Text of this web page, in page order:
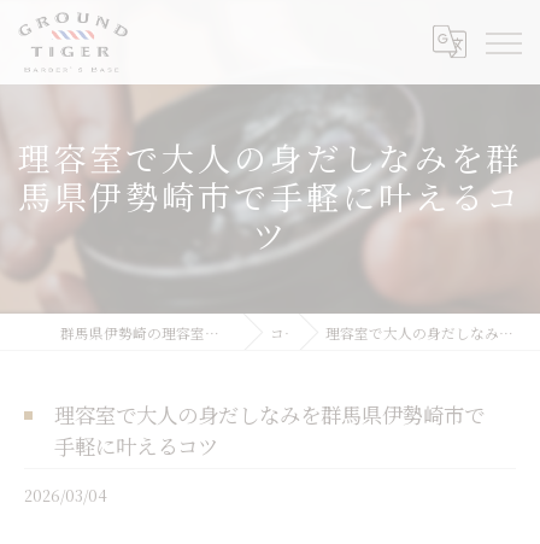
理容室で大人の身だしなみを群
馬県伊勢崎市で手軽に叶えるコ
ツ
群馬県伊勢崎の理容室ならGROUND TIGER Barber's Base コラム 理容室で大人の身だしなみを群馬県伊勢崎市で手軽に叶えるコツ
理容室で大人の身だしなみを群馬県伊勢崎市で
手軽に叶えるコツ
2026/03/04